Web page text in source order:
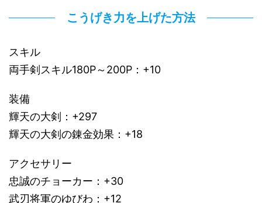
こうげき力を上げた方法
スキル
両手剣スキル180P～200P：+10
装備
輝天の大剣：+297
輝天の大剣の錬金効果：+18
アクセサリー
忠誠のチョーカー：+30
武刃将軍のゆびわ：+12